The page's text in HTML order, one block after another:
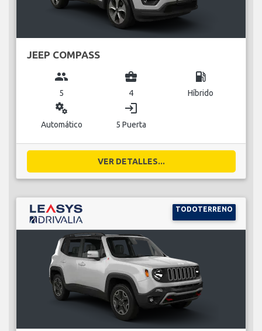
JEEP COMPASS
group
5
business_center
4
local_gas_station
Híbrido
miscellaneous_services
Automático
login
5 Puerta
VER DETALLES...
TODOTERRENO